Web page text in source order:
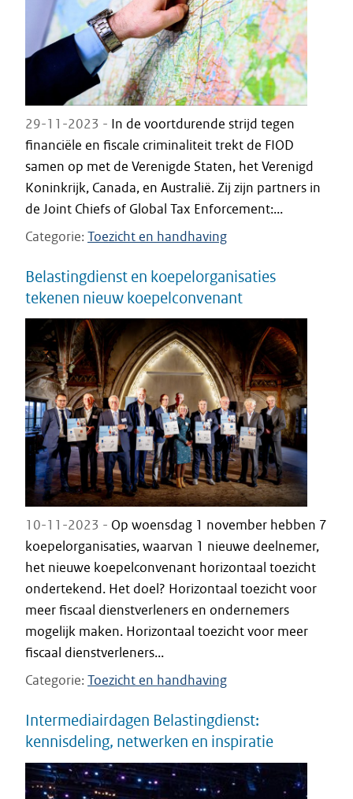
29-11-2023 - In de voortdurende strijd tegen
financiële en fiscale criminaliteit trekt de FIOD
samen op met de Verenigde Staten, het Verenigd
Koninkrijk, Canada, en Australië. Zij zijn partners in
de Joint Chiefs of Global Tax Enforcement:...
Categorie Toezicht en handhaving
Belastingdienst en koepelorganisaties
tekenen nieuw koepelconvenant
10-11-2023 - Op woensdag 1 november hebben 7
koepelorganisaties, waarvan 1 nieuwe deelnemer,
het nieuwe koepelconvenant horizontaal toezicht
ondertekend. Het doel? Horizontaal toezicht voor
meer fiscaal dienstverleners en ondernemers
mogelijk maken. Horizontaal toezicht voor meer
fiscaal dienstverleners...
Categorie Toezicht en handhaving
Intermediairdagen Belastingdienst:
kennisdeling, netwerken en inspiratie